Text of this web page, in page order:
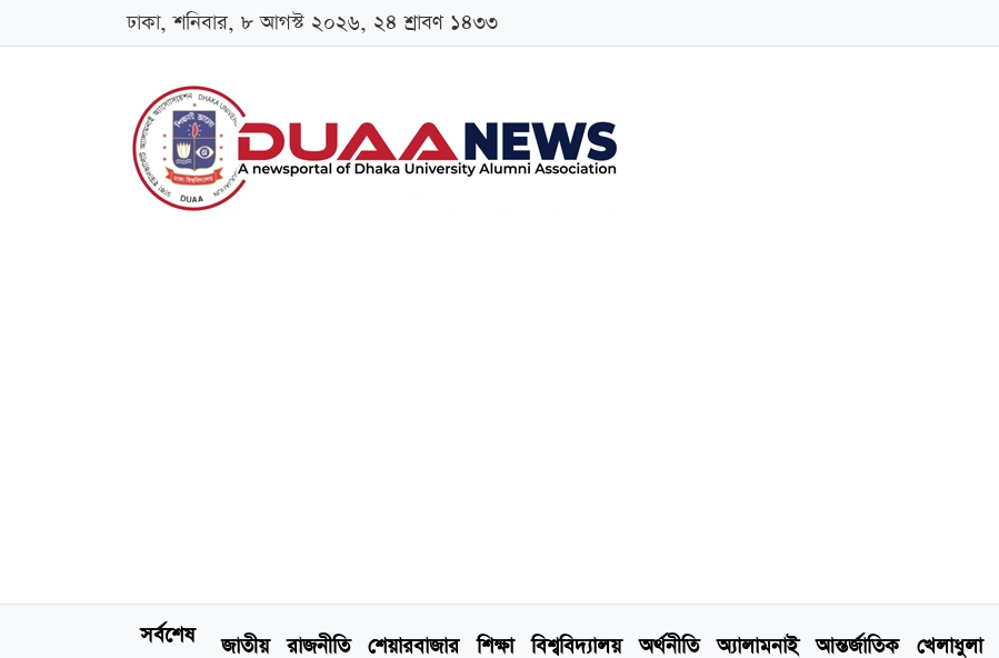
ঢাকা, শনিবার, ৮ আগস্ট ২০২৬, ২৪ শ্রাবণ ১৪৩৩
সর্বশেষ জাতীয় রাজনীতি শেয়ারবাজার শিক্ষা বিশ্ববিদ্যালয় অর্থনীতি অ্যালামনাই আন্তর্জাতিক খেলাধুলা